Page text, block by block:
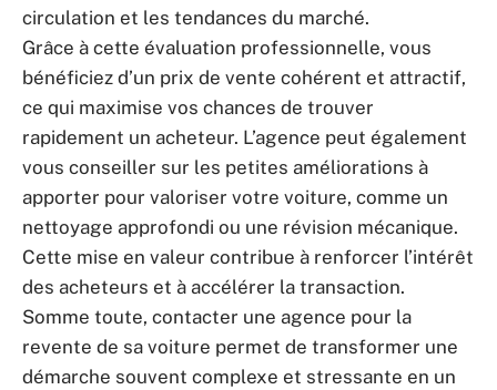
circulation et les tendances du marché.
Grâce à cette évaluation professionnelle, vous
bénéficiez d’un prix de vente cohérent et attractif,
ce qui maximise vos chances de trouver
rapidement un acheteur. L’agence peut également
vous conseiller sur les petites améliorations à
apporter pour valoriser votre voiture, comme un
nettoyage approfondi ou une révision mécanique.
Cette mise en valeur contribue à renforcer l’intérêt
des acheteurs et à accélérer la transaction.
Somme toute, contacter une agence pour la
revente de sa voiture permet de transformer une
démarche souvent complexe et stressante en un